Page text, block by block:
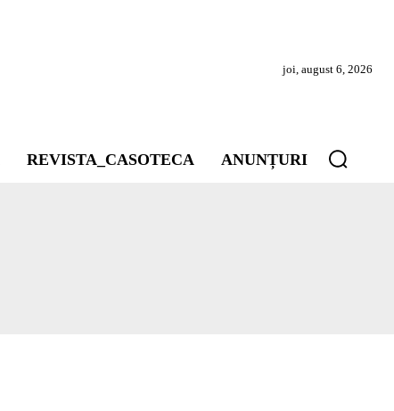
joi, august 6, 2026
REVISTA_CASOTECA ANUNȚURI